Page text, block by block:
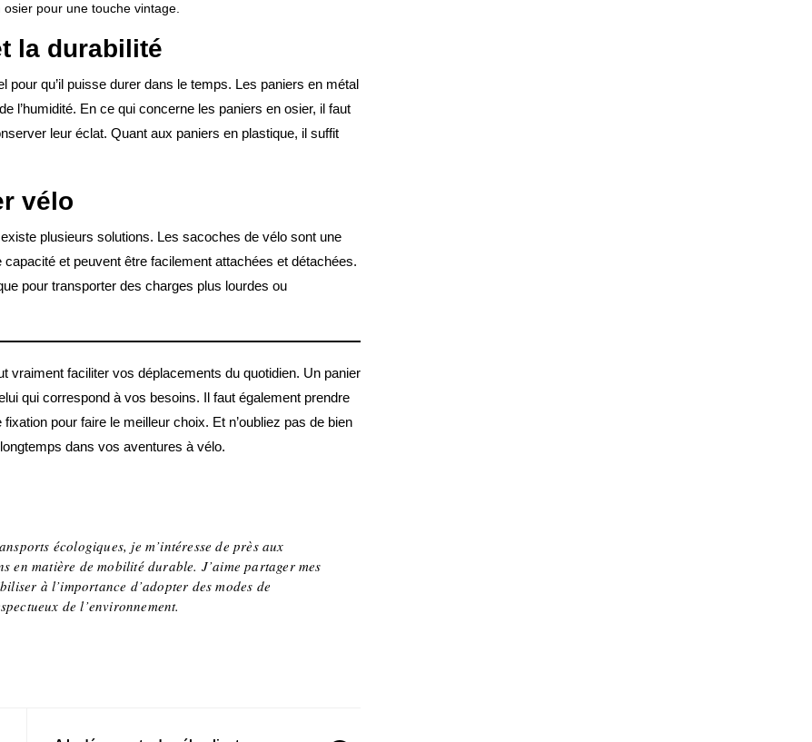
osier pour une touche vintage.
la durabilité
pour qu’il puisse durer dans le temps. Les paniers en métal
l’humidité. En ce qui concerne les paniers en osier, il faut
leur éclat. Quant aux paniers en plastique, il suffit
vélo
plusieurs solutions. Les sacoches de vélo sont une
et peuvent être facilement attachées et détachées.
pour transporter des charges plus lourdes ou
vraiment faciliter vos déplacements du quotidien. Un panier
qui correspond à vos besoins. Il faut également prendre
pour faire le meilleur choix. Et n’oubliez pas de bien
dans vos aventures à vélo.
écologiques, je m’intéresse de près aux
en matière de mobilité durable. J’aime partager mes
à l’importance d’adopter des modes de
de l’environnement.